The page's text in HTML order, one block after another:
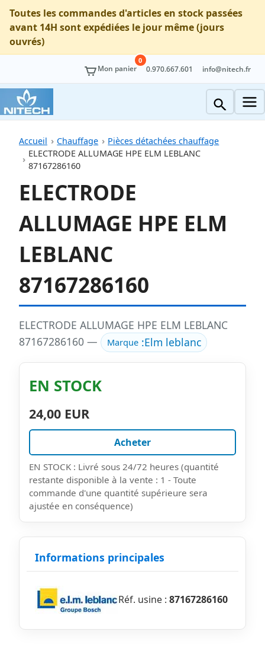
Toutes les commandes d'articles en stock passées
avant 14H sont expédiées le jour même (jours
ouvrés)
Mon panier
0
0.970.667.601 info@nitech.fr
Accueil Chauffage
Pièces détachées chauffage
ELECTRODE ALLUMAGE HPE ELM LEBLANC
87167286160
ELECTRODE
ALLUMAGE HPE ELM
LEBLANC
87167286160
ELECTRODE ALLUMAGE HPE ELM LEBLANC
87167286160 —
Marque:Elm leblanc
EN STOCK
24,00 EUR
Acheter
EN STOCK : Livré sous 24/72 heures (quantité
restante disponible à la vente : 1 - Toute
commande d'une quantité supérieure sera
ajustée en conséquence)
Informations principales
Réf. usine : 87167286160